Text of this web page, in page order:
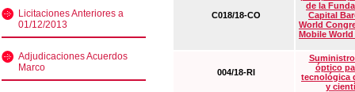
Licitaciones Anteriores a
01/12/2013
Adjudicaciones Acuerdos
Marco
C018/18-CO
de la
Capital
World
Mobile
004/18-RI
óptico
tecnológica
y